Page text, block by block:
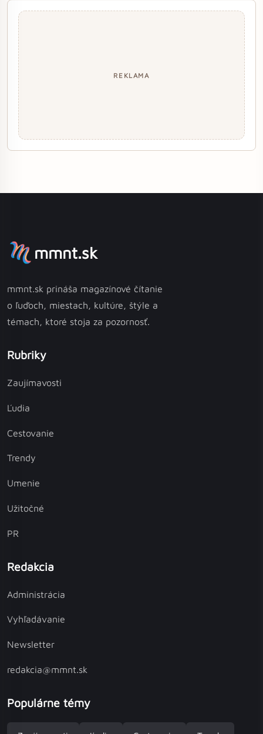
REKLAMA
mmnt.sk
mmnt.sk prináša magazínové čítanie
o ľuďoch, miestach, kultúre, štýle a
témach, ktoré stoja za pozornosť.
Rubriky
Zaujímavosti
Ľudia
Cestovanie
Trendy
Umenie
Užitočné
PR
Redakcia
Administrácia
Vyhľadávanie
Newsletter
redakcia@mmnt.sk
Populárne témy